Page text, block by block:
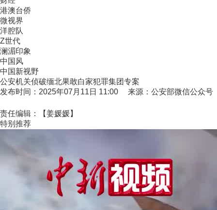
港澳台侨
微视界
洋腔队
Z世代
澜湄印象
中国风
中国新视野
公安机关侦破缅北果敢白家犯罪集团专案
发布时间：2025年07月11日 11:00 来源：公安部微信公众号
责任编辑：【姜媛媛】
特别推荐